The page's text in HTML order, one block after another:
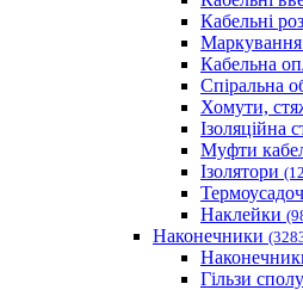
Кабельні
Маркування
Кабельна
Спіральна
Хомути,
Ізоляційна
Муфти
Ізолятори
Наклейки
Наконечники
Гільзи